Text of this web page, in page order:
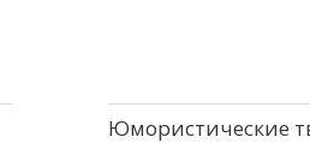
Юмористические